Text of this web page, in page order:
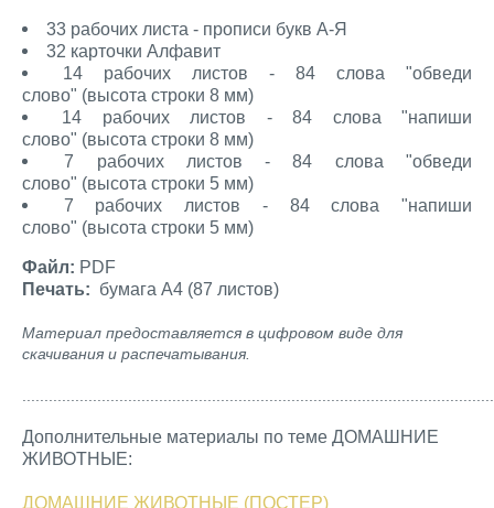
33 рабочих листа - прописи букв А-Я
32 карточки Алфавит
14 рабочих листов - 84 слова "обведи
слово" (высота строки 8 мм)
14 рабочих листов - 84 слова "напиши
слово" (высота строки 8 мм)
7 рабочих листов - 84 слова "обведи
слово" (высота строки 5 мм)
7 рабочих листов - 84 слова "напиши
слово" (высота строки 5 мм)
Файл: PDF
Печать: бумага А4 (87 листов)
Материал предоставляется в цифровом виде для
скачивания и распечатывания.
Дополнительные материалы по теме ДОМАШНИЕ
ЖИВОТНЫЕ:
ДОМАШНИЕ ЖИВОТНЫЕ (ПОСТЕР)